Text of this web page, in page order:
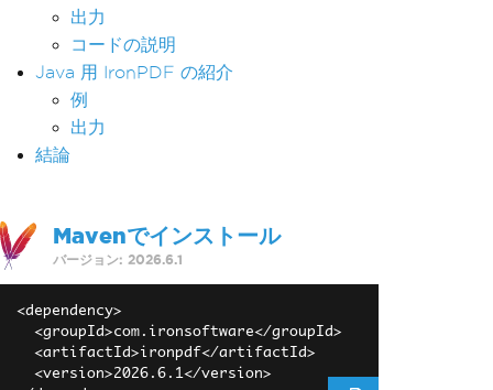
出力
コードの説明
Java 用 IronPDF の紹介
例
出力
結論
Mavenでインストール
バージョン: 2026.6.1
<dependency>